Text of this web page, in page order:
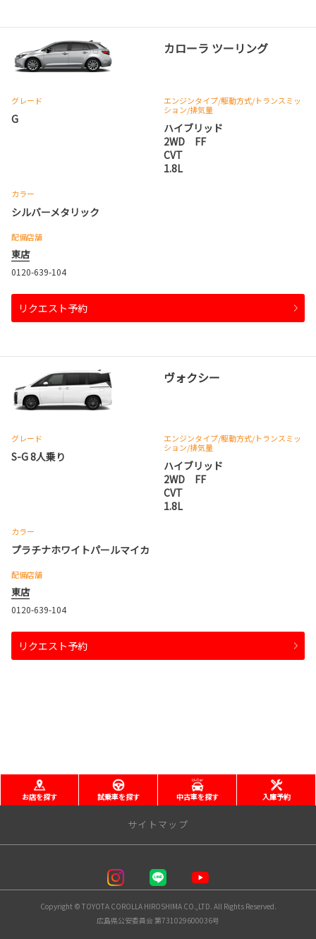
カローラ ツーリング
グレード
G
エンジンタイプ/駆動方式/トランスミッ
ション/排気量
ハイブリッド
2WD FF
CVT
1.8L
カラー
シルバーメタリック
配備店舗
東店
0120-639-104
リクエスト予約
ヴォクシー
グレード
S-G 8人乗り
エンジンタイプ/駆動方式/トランスミッ
ション/排気量
ハイブリッド
2WD FF
CVT
1.8L
カラー
プラチナホワイトパールマイカ
配備店舗
東店
0120-639-104
リクエスト予約
お店を探す 試乗車を探す 中古車を探す 入庫予約
サイトマップ
Copyright © TOYOTA COROLLA HIROSHIMA CO.,LTD. All Rights Reserved.
広島県公安委員会 第731029600036号